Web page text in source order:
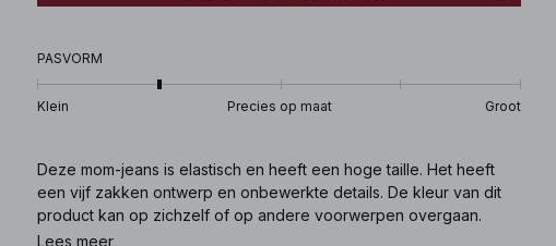
PASVORM
Klein Precies op maat Groot
Deze mom-jeans is elastisch en heeft een hoge taille. Het heeft
een vijf zakken ontwerp en onbewerkte details. De kleur van dit
product kan op zichzelf of op andere voorwerpen overgaan.
Vermijd contact met lichtgekleurde oppervlakken.
Lees meer